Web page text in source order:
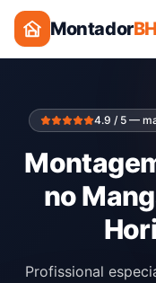
MontadorBH
4.9 / 5 —
no
Profissional